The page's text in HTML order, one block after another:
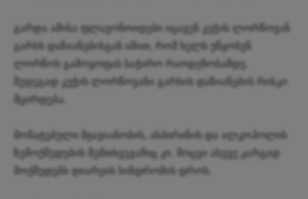
გარდა ამისა ფლავონოიდები იცავენ კუჭის ლორწოვან
გარსს დაზიანებისგან იმით, რომ ხელს უწყობენ
ლორწოს გამოყოფას საჭირო რაოდენობამდე.
შედეგად კუჭის ლორწოვანი გარსის დაზიანების რისკი
მცირდება.
მომატებული მჟავიანობის, ასპირინის და ალკოჰოლის
ზემოქმედების შემთხვევაშიც კი. მოცვი ასევე კარგად
მოქმედებს დიარეის სინდრომის დროს.